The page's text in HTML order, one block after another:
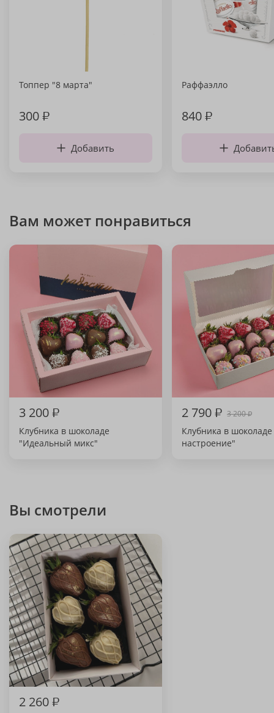
Топпер "8 марта"
300₽
Добавить
Раффаэлло
840₽
Вам может понравиться
3 200₽
Клубника в шоколаде
"Идеальный микс"
2 790₽ 3 200₽
Клубника в
настроение"
Вы смотрели
2 260₽